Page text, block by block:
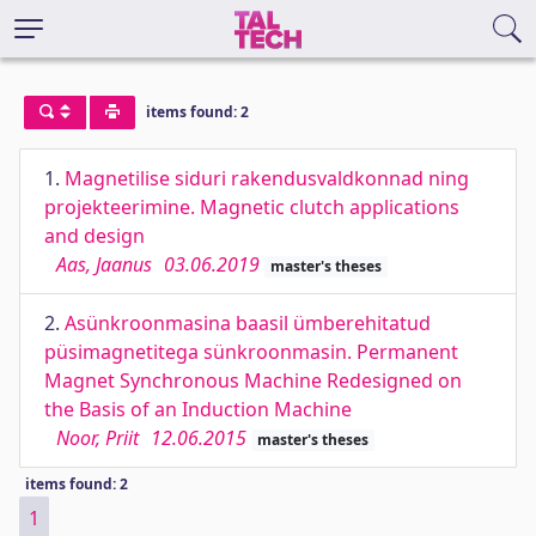
items found: 2
1. Magnetilise siduri rakendusvaldkonnad ning
projekteerimine. Magnetic clutch applications
and design
Aas, Jaanus 03.06.2019 master's theses
2. Asünkroonmasina baasil ümberehitatud
püsimagnetitega sünkroonmasin. Permanent
Magnet Synchronous Machine Redesigned on
the Basis of an Induction Machine
Noor, Priit 12.06.2015 master's theses
items found: 2
1